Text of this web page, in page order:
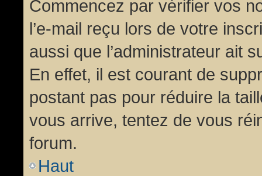
Commencez par vérifier vos
l’e-mail reçu lors de votre
aussi que l’administrateur ait
En effet, il est courant de
postant pas pour réduire la
vous arrive, tentez de vous
forum.
Haut